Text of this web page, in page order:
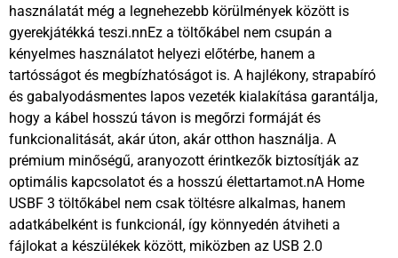
használatát még a legnehezebb körülmények között is
gyerekjátékká teszi.nnEz a töltőkábel nem csupán a
kényelmes használatot helyezi előtérbe, hanem a
tartósságot és megbízhatóságot is. A hajlékony, strapabíró
és gabalyodásmentes lapos vezeték kialakítása garantálja,
hogy a kábel hosszú távon is megőrzi formáját és
funkcionalitását, akár úton, akár otthon használja. A
prémium minőségű, aranyozott érintkezők biztosítják az
optimális kapcsolatot és a hosszú élettartamot.nA Home
USBF 3 töltőkábel nem csak töltésre alkalmas, hanem
adatkábelként is funkcionál, így könnyedén átviheti a
fájlokat a készülékek között, miközben az USB 2.0